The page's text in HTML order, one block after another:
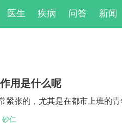
医生 疾病 问答 新闻
用是什么呢
紧张的，尤其是在都市上班的
砂仁